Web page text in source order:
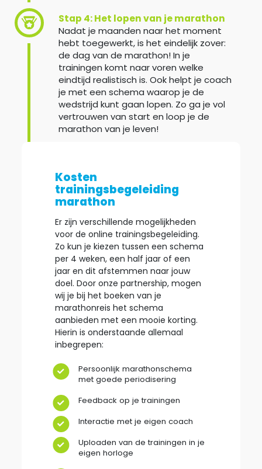
Stap 4: Het lopen van je marathon
Nadat je maanden naar het moment
hebt toegewerkt, is het eindelijk zover:
de dag van de marathon! In je
trainingen komt naar voren welke
eindtijd realistisch is. Ook helpt je coach
je met een schema waarop je de
wedstrijd kunt gaan lopen. Zo ga je vol
vertrouwen van start en loop je de
marathon van je leven!
Kosten
trainingsbegeleiding
marathon
Er zijn verschillende mogelijkheden
voor de online trainingsbegeleiding.
Zo kun je kiezen tussen een schema
per 4 weken, een half jaar of een
jaar en dit afstemmen naar jouw
doel. Door onze partnership, mogen
wij je bij het boeken van je
marathonreis het schema
aanbieden met een mooie korting.
Hierin is onderstaande allemaal
inbegrepen:
Persoonlijk marathonschema
met goede periodisering
Feedback op je trainingen
Interactie met je eigen coach
Uploaden van de trainingen in je
eigen horloge